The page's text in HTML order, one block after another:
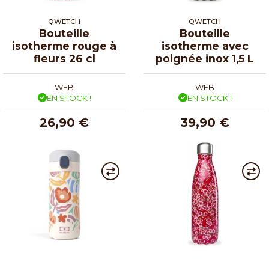
QWETCH
Bouteille
isotherme rouge à
fleurs 26 cl
WEB
EN STOCK !
26,90 €
QWETCH
Bouteille
isotherme avec
poignée inox 1,5 L
WEB
EN STOCK !
39,90 €